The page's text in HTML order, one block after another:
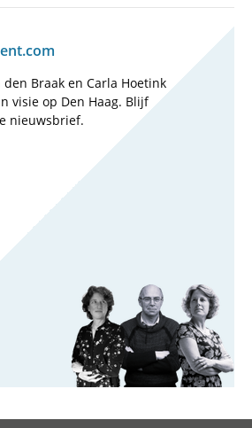
den Braak en Carla Hoetink
visie op Den Haag. Blijf
nieuwsbrief.